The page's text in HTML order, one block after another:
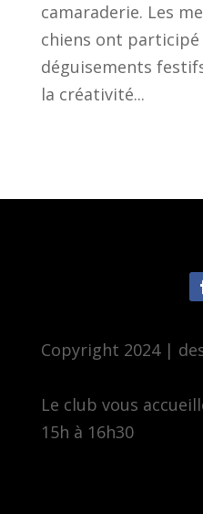
camaraderie. Les
chiens ont participé
déguisements
la créativité...
Copyright 2024 |
Le club vous
15h à 16h30